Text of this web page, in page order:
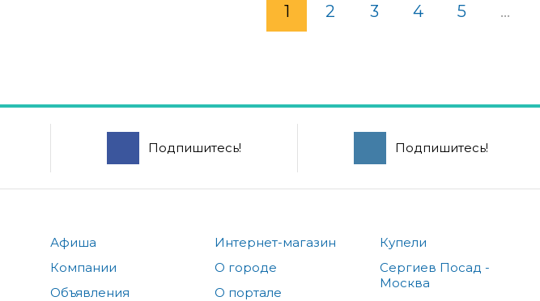
1 2 3 4 5 ...
Подпишитесь! Подпишитесь!
Афиша
Компании
Объявления
Интернет-магазин
О городе
О портале
Купели
Сергиев Посад -
Москва